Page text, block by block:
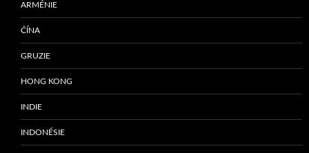
ARMÉNIE
ČÍNA
GRUZIE
HONG KONG
INDIE
INDONÉSIE